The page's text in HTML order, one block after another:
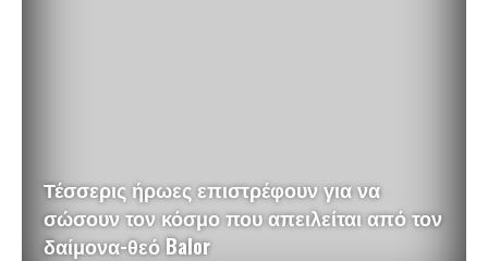
Τέσσερις ήρωες επιστρέφουν για να
σώσουν τον κόσμο που απειλείται από τον
δαίμονα-θεό Balor